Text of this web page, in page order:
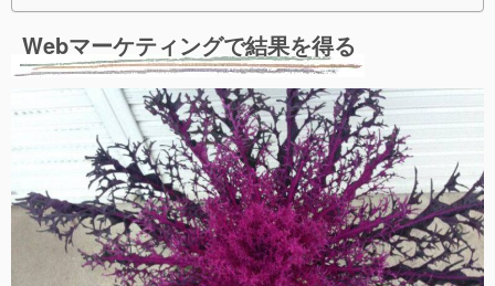
Webマーケティングで結果を得る